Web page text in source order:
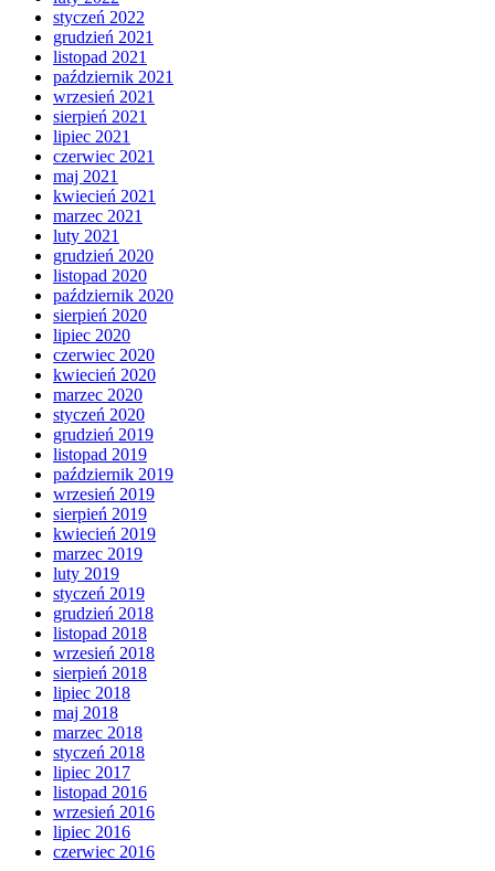
styczeń 2022
grudzień 2021
listopad 2021
październik 2021
wrzesień 2021
sierpień 2021
lipiec 2021
czerwiec 2021
maj 2021
kwiecień 2021
marzec 2021
luty 2021
grudzień 2020
listopad 2020
październik 2020
sierpień 2020
lipiec 2020
czerwiec 2020
kwiecień 2020
marzec 2020
styczeń 2020
grudzień 2019
listopad 2019
październik 2019
wrzesień 2019
sierpień 2019
kwiecień 2019
marzec 2019
luty 2019
styczeń 2019
grudzień 2018
listopad 2018
wrzesień 2018
sierpień 2018
lipiec 2018
maj 2018
marzec 2018
styczeń 2018
lipiec 2017
listopad 2016
wrzesień 2016
lipiec 2016
czerwiec 2016